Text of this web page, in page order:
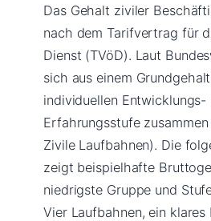
Das Gehalt ziviler
nach dem Tarifvertrag für
Dienst (TVöD). Laut
sich aus einem
individuellen Entwicklungs-
Erfahrungsstufe
Zivile Laufbahnen). Die
zeigt beispielhafte
niedrigste Gruppe und
Vier Laufbahnen, ein klares